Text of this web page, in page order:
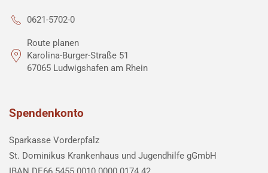
0621-5702-0
Route planen
Karolina-Burger-Straße 51
67065 Ludwigshafen am Rhein
Spendenkonto
Sparkasse Vorderpfalz
St. Dominikus Krankenhaus und Jugendhilfe gGmbH